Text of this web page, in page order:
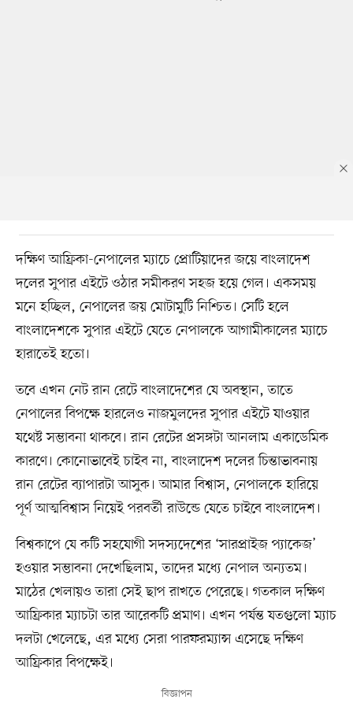
দক্ষিণ আফ্রিকা-নেপালের ম্যাচে প্রোটিয়াদের জয়ে বাংলাদেশ
দলের সুপার এইটে ওঠার সমীকরণ সহজ হয়ে গেল। একসময়
মনে হচ্ছিল, নেপালের জয় মোটামুটি নিশ্চিত। সেটি হলে
বাংলাদেশকে সুপার এইটে যেতে নেপালকে আগামীকালের ম্যাচে
হারাতেই হতো।
তবে এখন নেট রান রেটে বাংলাদেশের যে অবস্থান, তাতে
নেপালের বিপক্ষে হারলেও নাজমুলদের সুপার এইটে যাওয়ার
যথেষ্ট সম্ভাবনা থাকবে। রান রেটের প্রসঙ্গটা আনলাম একাডেমিক
কারণে। কোনোভাবেই চাইব না, বাংলাদেশ দলের চিন্তাভাবনায়
রান রেটের ব্যাপারটা আসুক। আমার বিশ্বাস, নেপালকে হারিয়ে
পূর্ণ আত্মবিশ্বাস নিয়েই পরবর্তী রাউন্ডে যেতে চাইবে বাংলাদেশ।
বিশ্বকাপে যে কটি সহযোগী সদস্যদেশের ‘সারপ্রাইজ প্যাকেজ’
হওয়ার সম্ভাবনা দেখেছিলাম, তাদের মধ্যে নেপাল অন্যতম।
মাঠের খেলায়ও তারা সেই ছাপ রাখতে পেরেছে। গতকাল দক্ষিণ
আফ্রিকার ম্যাচটা তার আরেকটি প্রমাণ। এখন পর্যন্ত যতগুলো ম্যাচ
দলটা খেলেছে, এর মধ্যে সেরা পারফরম্যান্স এসেছে দক্ষিণ
আফ্রিকার বিপক্ষেই।